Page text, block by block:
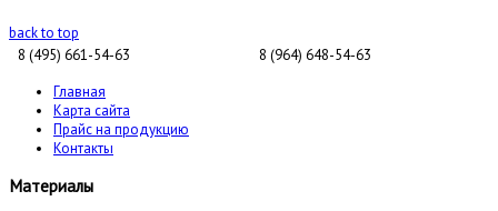
back to top
8 (495) 661-54-63
8 (964) 648-54-63
Главная
Карта сайта
Прайс на продукцию
Контакты
Материалы